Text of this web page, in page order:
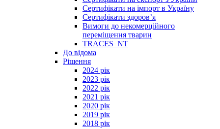
Сертифікати на імпорт в Україну
Сертифікати здоров’я
Вимоги до некомерційного
переміщення тварин
TRACES_NT
До відома
Рішення
2024 рік
2023 рік
2022 рік
2021 рік
2020 рік
2019 рік
2018 рік